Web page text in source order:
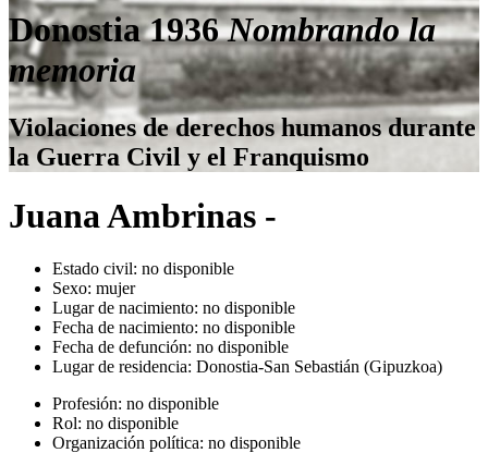
Donostia 1936Nombrando la
memoria
Violaciones de derechos humanos durante
la Guerra Civil y el Franquismo
Juana Ambrinas -
Estado civil: no disponible
Sexo: mujer
Lugar de nacimiento: no disponible
Fecha de nacimiento: no disponible
Fecha de defunción: no disponible
Lugar de residencia: Donostia-San Sebastián (Gipuzkoa)
Profesión: no disponible
Rol: no disponible
Organización política: no disponible